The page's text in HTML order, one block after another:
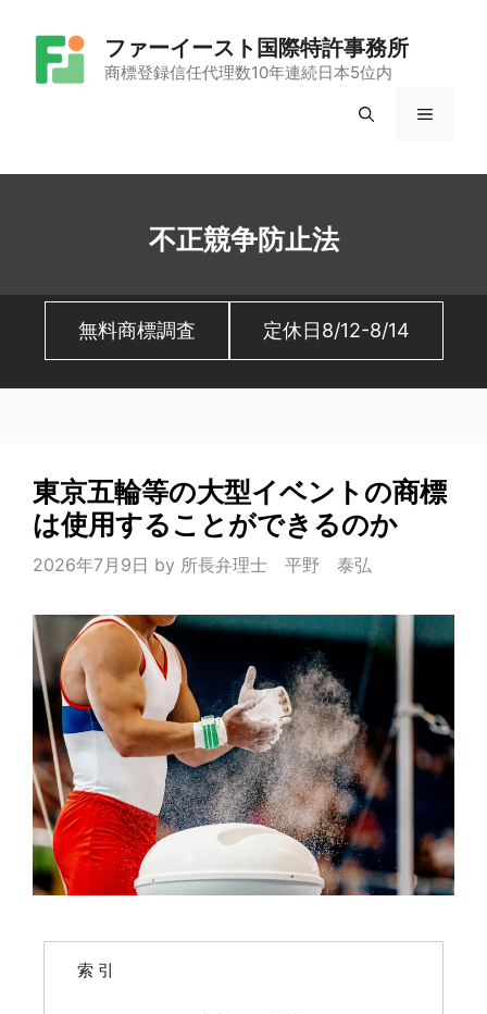
ッ
ファーイースト国際特許事務所
商標登録信任代理数10年連続日本5位内
メ
不正競争防止法
無料商標調査 定休日8/12-8/14
東京五輪等の大型イベントの商標
は使用することができるのか
2026年7月9日 by 所長弁理士 平野 泰弘
索 引